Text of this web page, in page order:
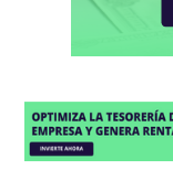
Blum USA 500